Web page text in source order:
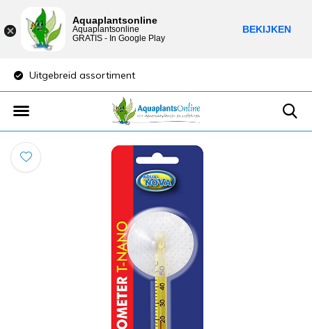
Uitgebreid assortiment
Aquaplantsonline
Aquaplantsonline
GRATIS - In Google Play
BEKIJKEN